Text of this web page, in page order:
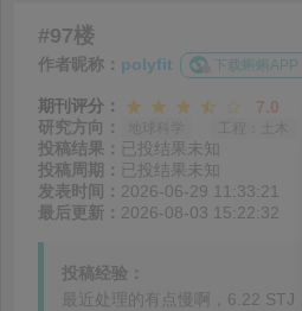
#97楼
作者昵称： polyfit 下载蝌蝌
期刊评分：
7.0
研究方向：
投稿结果： 已投结果未知
投稿周期： 已投结果未知
发表时间： 2026-06-29 11:33:21
最后更新： 2026-08-03 15:22:32
投稿经验：
最近处理的有点慢啊，6.22 STJ